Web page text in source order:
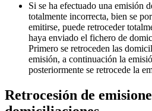
Si se ha efectuado una emisión
totalmente incorrecta, bien se
emitirse, puede retroceder
haya enviado el fichero de
Primero se retroceden las
emisión, a continuación la
posteriormente se retrocede la
Retrocesión de